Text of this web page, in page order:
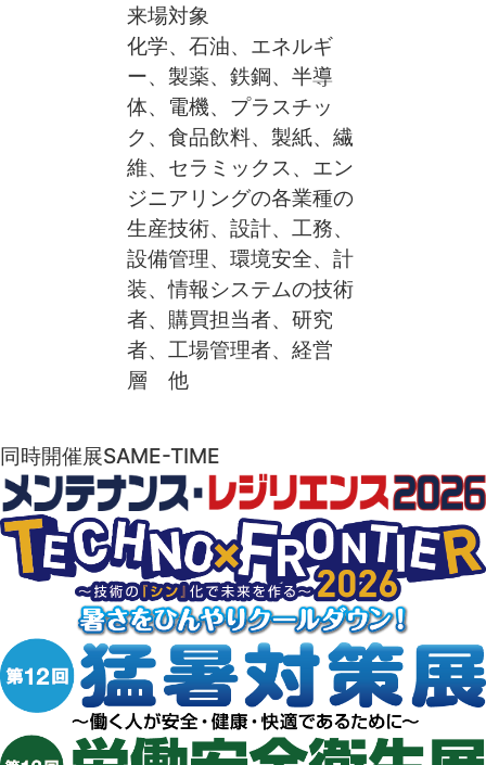
来場対象
化学、石油、エネルギ
ー、製薬、鉄鋼、半導
体、電機、プラスチッ
ク、食品飲料、製紙、繊
維、セラミックス、エン
ジニアリングの各業種の
生産技術、設計、工務、
設備管理、環境安全、計
装、情報システムの技術
者、購買担当者、研究
者、工場管理者、経営
層 他
同時開催展SAME-TIME